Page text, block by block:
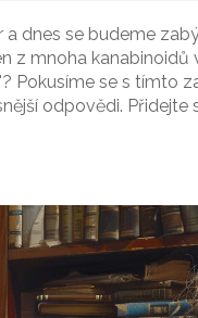
a dnes se budeme
z mnoha
Pokusíme se s tímto
odpovědi.